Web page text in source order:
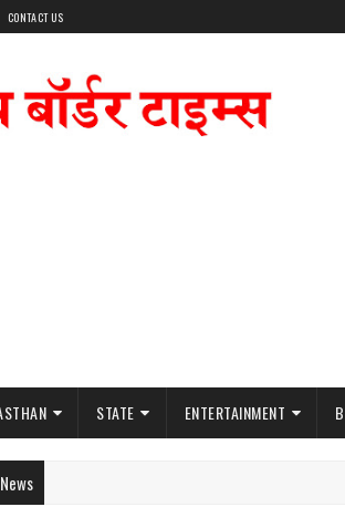
CONTACT US
STATE ENTERTAINMENT